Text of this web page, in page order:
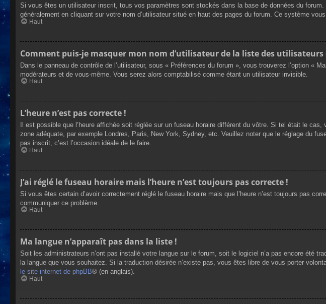
Si vous êtes un utilisateur inscrit, tous vos paramètres sont stockés dans la base de données du
généralement en cliquant sur votre nom d’utilisateur situé en haut des pages du forum. Ce système
Haut
Comment puis-je masquer mon nom d’utilisateur de la liste des utilisateurs
Dans le panneau de contrôle de l’utilisateur, sous « Préférences du forum », vous trouverez l’option
modérateurs et de vous-même. Vous serez alors comptabilisé comme étant un utilisateur invisible.
Haut
L’heure n’est pas correcte !
Il est possible que l’heure affichée soit réglée sur un fuseau horaire différent du vôtre. Si tel était le
zone adéquate, par exemple Londres, Paris, New York, Sydney, etc. Veuillez noter que le réglage du
pas inscrit, c’est l’occasion idéale de le faire.
Haut
J’ai réglé le fuseau horaire mais l’heure n’est toujours pas correcte !
Si vous êtes certain d’avoir correctement réglé le fuseau horaire mais que l’heure n’est toujours pas
communiquer ce problème.
Haut
Ma langue n’apparaît pas dans la liste !
Soit les administrateurs n’ont pas installé votre langue sur le forum, soit le logiciel n’a pas encore été
la langue que vous souhaitez. Si la traduction désirée n’existe pas, vous êtes libre de vous porter
le site internet de phpBB® (en anglais).
Haut